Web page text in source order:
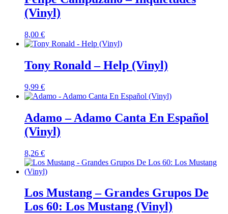
(Vinyl)
8,00 €
Tony Ronald – Help (Vinyl)
9,99 €
Adamo – Adamo Canta En Español
(Vinyl)
8,26 €
Los Mustang – Grandes Grupos De
Los 60: Los Mustang (Vinyl)